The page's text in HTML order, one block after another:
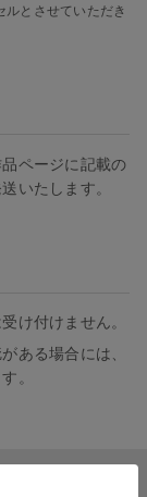
とさせていただき
ページに記載の
いたします。
け付けません。
ある場合には、
。